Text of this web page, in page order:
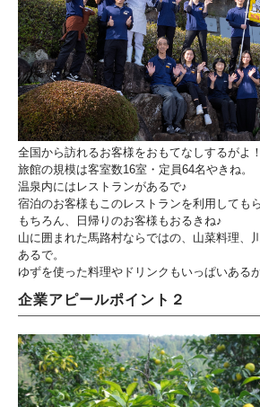
全国から訪れるお客様をおもてなしするがよ
旅館の規模は客室数16室・定員64名やきね。
温泉内にはレストランがあるで♪
宿泊のお客様もこのレストランを利用しても
もちろん、日帰りのお客様もおるきね♪
山に囲まれた馬路村ならではの、山菜料理、
あるで。
ゆずを使った料理やドリンクもいっぱいある
企業アピールポイント２